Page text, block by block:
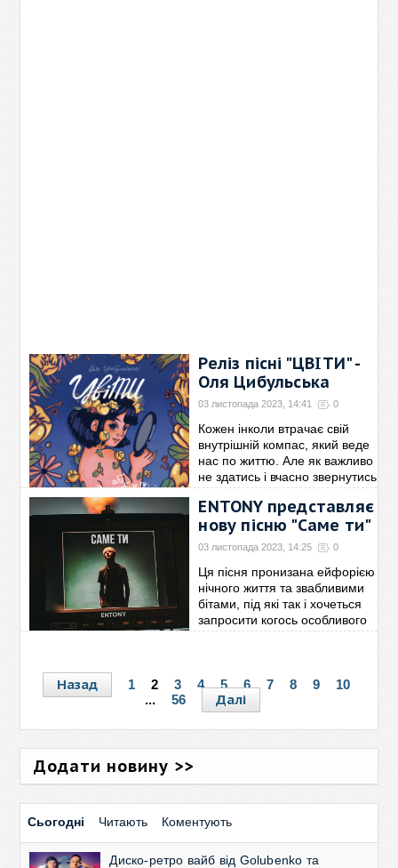
Реліз пісні "ЦВІТИ" -
Оля Цибульська
03 листопада 2023, 14:41 0
Кожен інколи втрачає свій
внутрішній компас, який веде
нас по життю. Але як важливо
не здатись і вчасно звернутись
по допомогу, якщо не знаєш,
куди
→
ENTONY представляє
нову пісню "Саме ти"
03 листопада 2023, 14:25 0
Ця пісня пронизана ейфорією
нічного життя та звабливими
бітами, під які так і хочеться
запросити когось особливого
на танець. Так і хочеться
Назад 1 2 3 4 5 6 7 8 9
10
...
56 Далі
Додати новину >>
Сьогодні Читають Коментують
Диско-ретро вайб від Golubenko та